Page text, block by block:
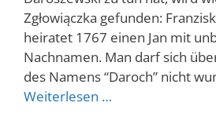
Zgłowiączka gefunden:
heiratet 1767 einen Jan mit
Nachnamen. Man darf sich
des Namens “Daroch” nicht
Weiterlesen …